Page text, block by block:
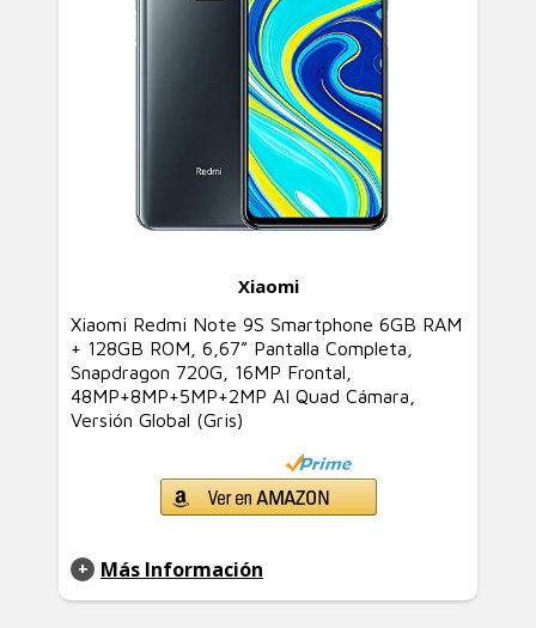
Xiaomi
Xiaomi Redmi Note 9S Smartphone 6GB RAM
+ 128GB ROM, 6,67” Pantalla Completa,
Snapdragon 720G, 16MP Frontal,
48MP+8MP+5MP+2MP AI Quad Cámara,
Versión Global (Gris)
Más Información